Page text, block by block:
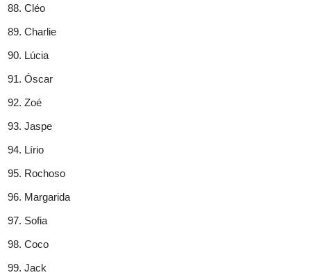
Cléo
Charlie
Lúcia
Óscar
Zoé
Jaspe
Lírio
Rochoso
Margarida
Sofia
Coco
Jack